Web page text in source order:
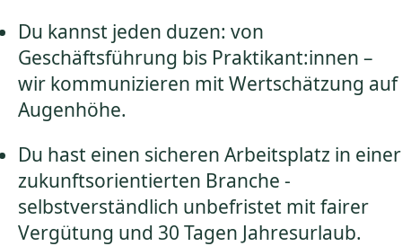
Du kannst jeden duzen: von
Geschäftsführung bis Praktikant:innen –
wir kommunizieren mit Wertschätzung auf
Augenhöhe.
Du hast einen sicheren Arbeitsplatz in einer
zukunftsorientierten Branche -
selbstverständlich unbefristet mit fairer
Vergütung und 30 Tagen Jahresurlaub.